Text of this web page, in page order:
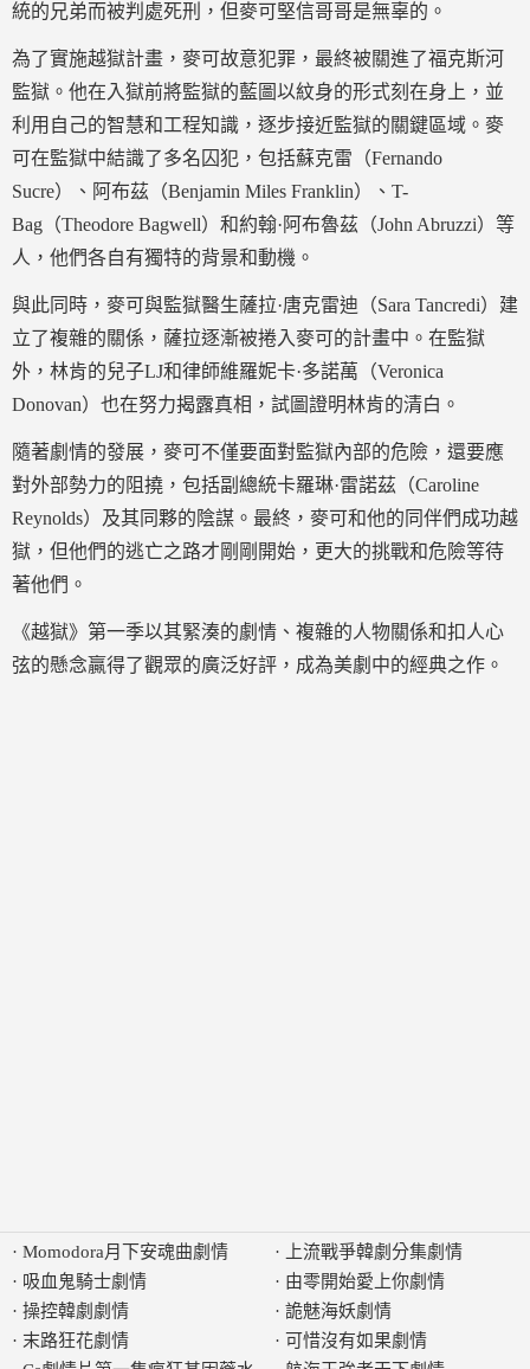
統的兄弟而被判處死刑，但麥可堅信哥哥是無辜的。
為了實施越獄計畫，麥可故意犯罪，最終被關進了福克斯河
監獄。他在入獄前將監獄的藍圖以紋身的形式刻在身上，並
利用自己的智慧和工程知識，逐步接近監獄的關鍵區域。麥
可在監獄中結識了多名囚犯，包括蘇克雷（Fernando
Sucre）、阿布茲（Benjamin Miles Franklin）、T-
Bag（Theodore Bagwell）和約翰·阿布魯茲（John Abruzzi）等
人，他們各自有獨特的背景和動機。
與此同時，麥可與監獄醫生薩拉·唐克雷迪（Sara Tancredi）建
立了複雜的關係，薩拉逐漸被捲入麥可的計畫中。在監獄
外，林肯的兒子LJ和律師維羅妮卡·多諾萬（Veronica
Donovan）也在努力揭露真相，試圖證明林肯的清白。
隨著劇情的發展，麥可不僅要面對監獄內部的危險，還要應
對外部勢力的阻撓，包括副總統卡羅琳·雷諾茲（Caroline
Reynolds）及其同夥的陰謀。最終，麥可和他的同伴們成功越
獄，但他們的逃亡之路才剛剛開始，更大的挑戰和危險等待
著他們。
《越獄》第一季以其緊湊的劇情、複雜的人物關係和扣人心
弦的懸念贏得了觀眾的廣泛好評，成為美劇中的經典之作。
· Momodora月下安魂曲劇情
· 吸血鬼騎士劇情
· 操控韓劇劇情
· 末路狂花劇情
·
上流戰爭韓劇分集劇情
· 由零開始愛上你劇情
· 詭魅海妖劇情
· 可惜沒有如果劇情